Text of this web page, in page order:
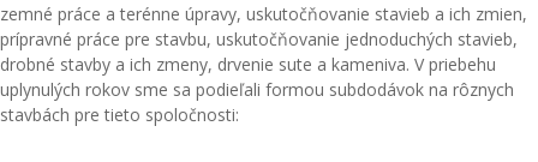
zemné práce a terénne úpravy, uskutočňovanie stavieb a ich zmien,
prípravné práce pre stavbu, uskutočňovanie jednoduchých stavieb,
drobné stavby a ich zmeny, drvenie sute a kameniva. V priebehu
uplynulých rokov sme sa podieľali formou subdodávok na rôznych
stavbách pre tieto spoločnosti: